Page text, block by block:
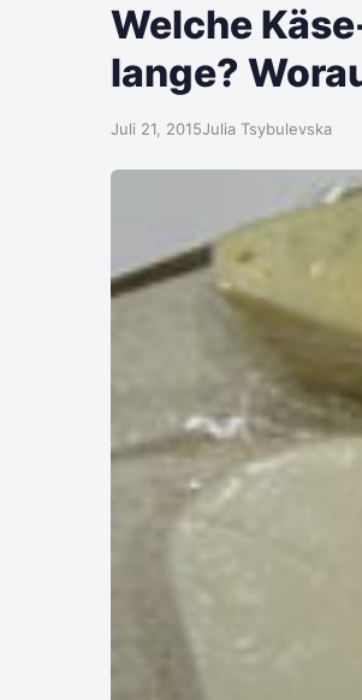
Welche
lange?
Juli 21, 2015Julia Tsybulevska